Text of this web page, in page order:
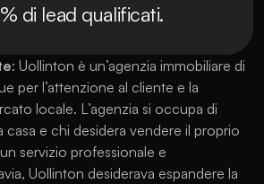
di lead qualificati.
: Uollinton è un’agenzia immobiliare di
per l’attenzione al cliente e la
locale. L’agenzia si occupa di
e chi desidera vendere il proprio
servizio professionale e
Uollinton desiderava espandere la